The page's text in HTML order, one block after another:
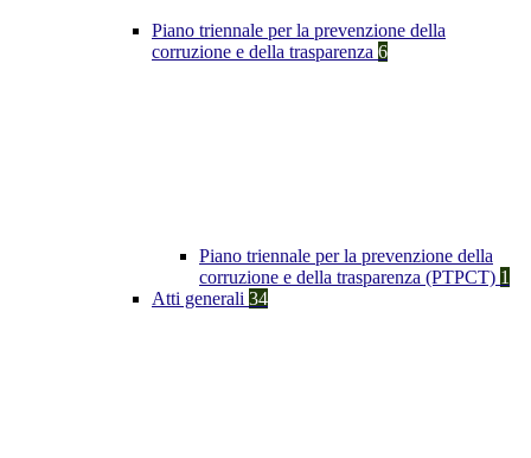
Piano triennale per la prevenzione della
corruzione e della trasparenza 6
Piano triennale per la prevenzione della
corruzione e della trasparenza (PTPCT) 1
Atti generali 34